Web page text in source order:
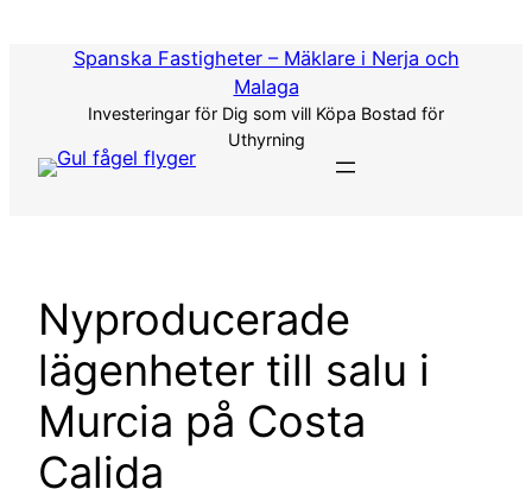
Spanska Fastigheter – Mäklare i Nerja och
Malaga
Investeringar för Dig som vill Köpa Bostad för
Uthyrning
Nyproducerade
lägenheter till salu i
Murcia på Costa
Calida